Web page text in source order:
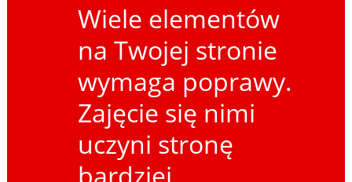
Wiele elementów
na Twojej stronie
wymaga poprawy.
Zajęcie się nimi
uczyni stronę
bardziej